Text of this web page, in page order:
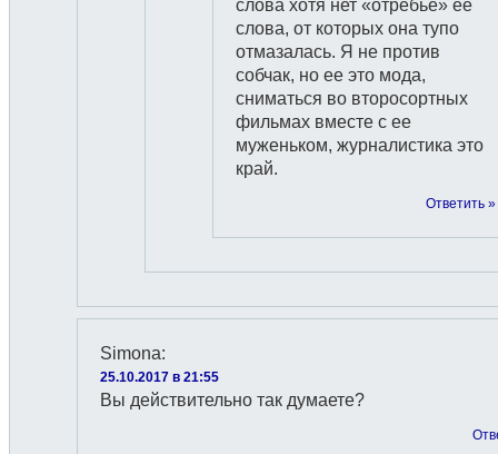
слова хотя нет «отребье» ее
слова, от которых она тупо
отмазалась. Я не против
собчак, но ее это мода,
сниматься во второсортных
фильмах вместе с ее
муженьком, журналистика это
край.
Ответить »
Simona:
25.10.2017 в 21:55
Вы действительно так думаете?